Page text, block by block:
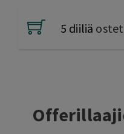
5 diiliä